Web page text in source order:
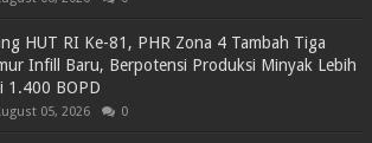
HUT RI Ke-81, PHR Zona 4 Tambah Tiga
Infill Baru, Berpotensi Produksi Minyak Lebih
1.400 BOPD
05, 2026 0